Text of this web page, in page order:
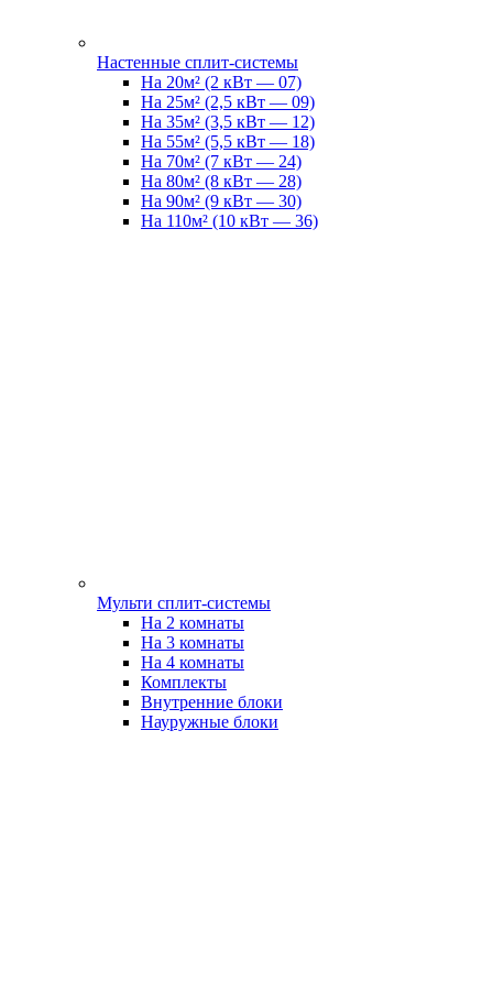
Настенные сплит-системы
На 20м² (2 кВт — 07)
На 25м² (2,5 кВт — 09)
На 35м² (3,5 кВт — 12)
На 55м² (5,5 кВт — 18)
На 70м² (7 кВт — 24)
На 80м² (8 кВт — 28)
На 90м² (9 кВт — 30)
На 110м² (10 кВт — 36)
Мульти сплит-системы
На 2 комнаты
На 3 комнаты
На 4 комнаты
Комплекты
Внутренние блоки
Науружные блоки